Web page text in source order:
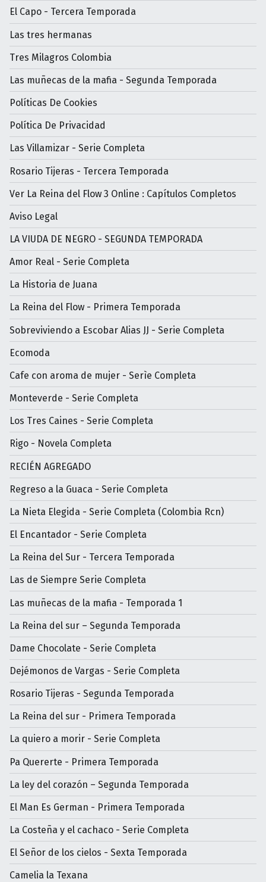
El Capo - Tercera Temporada
Las tres hermanas
Tres Milagros Colombia
Las muñecas de la mafia - Segunda Temporada
Políticas De Cookies
Política De Privacidad
Las Villamizar - Serie Completa
Rosario Tijeras - Tercera Temporada
Ver La Reina del Flow 3 Online : Capítulos Completos
Aviso Legal
LA VIUDA DE NEGRO - SEGUNDA TEMPORADA
Amor Real - Serie Completa
La Historia de Juana
La Reina del Flow - Primera Temporada
Sobreviviendo a Escobar Alias JJ - Serie Completa
Ecomoda
Cafe con aroma de mujer - Serìe Completa
Monteverde - Serie Completa
Los Tres Caines - Serie Completa
Rigo - Novela Completa
RECIÉN AGREGADO
Regreso a la Guaca - Serie Completa
La Nieta Elegida - Serie Completa (Colombia Rcn)
El Encantador - Serie Completa
La Reina del Sur - Tercera Temporada
Las de Siempre Serie Completa
Las muñecas de la mafia - Temporada 1
La Reina del sur – Segunda Temporada
Dame Chocolate - Serie Completa
Dejémonos de Vargas - Serie Completa
Rosario Tijeras - Segunda Temporada
La Reina del sur - Primera Temporada
La quiero a morir - Serie Completa
Pa Quererte - Primera Temporada
La ley del corazón – Segunda Temporada
El Man Es German - Primera Temporada
La Costeña y el cachaco - Serie Completa
El Señor de los cielos - Sexta Temporada
Camelia la Texana